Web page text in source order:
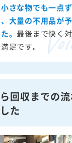
小さな物でも一点
大量の不用品が
。 最後まで快く
足です。
回収までの
た